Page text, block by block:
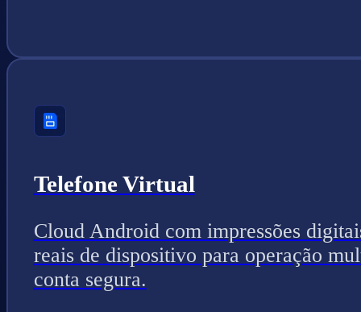
Telefone Virtual
Cloud Android com impressões
reais de dispositivo para operação
conta segura.